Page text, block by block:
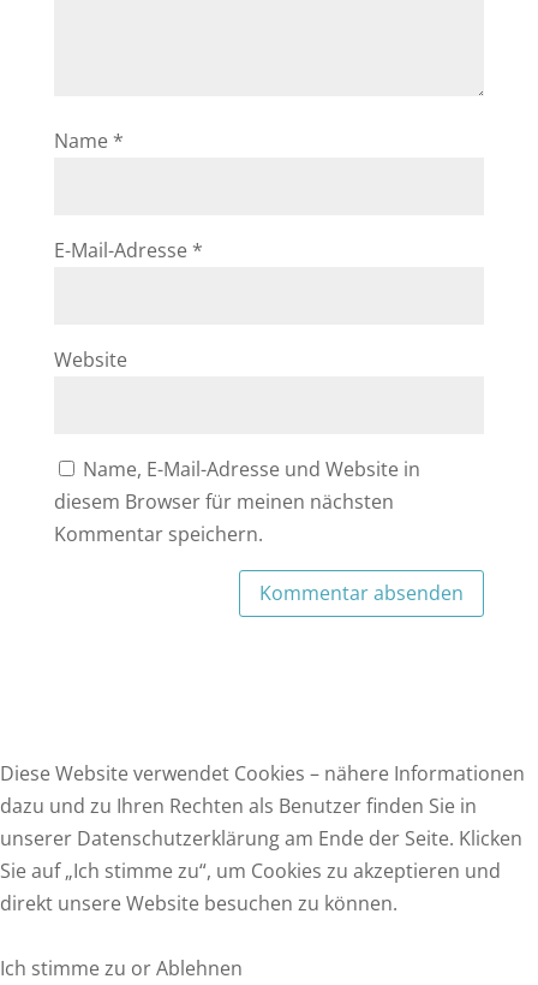
Name *
E-Mail-Adresse *
Website
Name, E-Mail-Adresse und Website in
diesem Browser für meinen nächsten
Kommentar speichern.
F
a
e
T
im
W
Diese Website verwendet Cookies – nähere Informationen
dazu und zu Ihren Rechten als Benutzer finden Sie in
unserer Datenschutzerklärung am Ende der Seite. Klicken
Sie auf „Ich stimme zu“, um Cookies zu akzeptieren und
direkt unsere Website besuchen zu können.
Ich stimme zu or Ablehnen